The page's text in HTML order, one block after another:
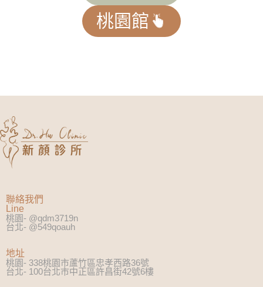
桃園館
聯絡我們
Line
桃園- @qdm3719n
台北- @549qoauh
地址
桃園- 338桃園市蘆竹區忠孝西路36號
台北- 100台北市中正區許昌街42號6樓